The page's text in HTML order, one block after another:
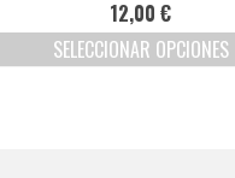
12,00€
SELECCIONAR OPCIONES